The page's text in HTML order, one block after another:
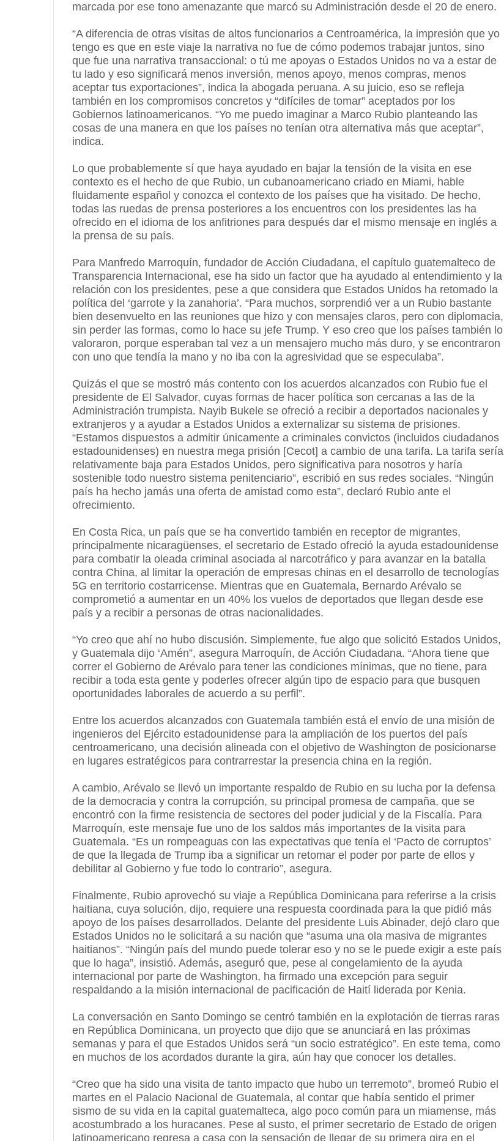
marcada por ese tono amenazante que marcó su Administración desde el 20 de enero.
“A diferencia de otras visitas de altos funcionarios a Centroamérica, la impresión que yo
tengo es que en este viaje la narrativa no fue de cómo podemos trabajar juntos, sino
que fue una narrativa transaccional: o tú me apoyas o Estados Unidos no va a estar de
tu lado y eso significará menos inversión, menos apoyo, menos compras, menos
aceptar tus exportaciones”, indica la abogada peruana. A su juicio, eso se refleja
también en los compromisos concretos y “difíciles de tomar” aceptados por los
Gobiernos latinoamericanos. “Yo me puedo imaginar a Marco Rubio planteando las
cosas de una manera en que los países no tenían otra alternativa más que aceptar”,
indica.
Lo que probablemente sí que haya ayudado en bajar la tensión de la visita en ese
contexto es el hecho de que Rubio, un cubanoamericano criado en Miami, hable
fluidamente español y conozca el contexto de los países que ha visitado. De hecho,
todas las ruedas de prensa posteriores a los encuentros con los presidentes las ha
ofrecido en el idioma de los anfitriones para después dar el mismo mensaje en inglés a
la prensa de su país.
Para Manfredo Marroquín, fundador de Acción Ciudadana, el capítulo guatemalteco de
Transparencia Internacional, ese ha sido un factor que ha ayudado al entendimiento y la
relación con los presidentes, pese a que considera que Estados Unidos ha retomado la
política del ‘garrote y la zanahoria’. “Para muchos, sorprendió ver a un Rubio bastante
bien desenvuelto en las reuniones que hizo y con mensajes claros, pero con diplomacia,
sin perder las formas, como lo hace su jefe Trump. Y eso creo que los países también lo
valoraron, porque esperaban tal vez a un mensajero mucho más duro, y se encontraron
con uno que tendía la mano y no iba con la agresividad que se especulaba”.
Quizás el que se mostró más contento con los acuerdos alcanzados con Rubio fue el
presidente de El Salvador, cuyas formas de hacer política son cercanas a las de la
Administración trumpista. Nayib Bukele se ofreció a recibir a deportados nacionales y
extranjeros y a ayudar a Estados Unidos a externalizar su sistema de prisiones.
“Estamos dispuestos a admitir únicamente a criminales convictos (incluidos ciudadanos
estadounidenses) en nuestra mega prisión [Cecot] a cambio de una tarifa. La tarifa sería
relativamente baja para Estados Unidos, pero significativa para nosotros y haría
sostenible todo nuestro sistema penitenciario”, escribió en sus redes sociales. “Ningún
país ha hecho jamás una oferta de amistad como esta”, declaró Rubio ante el
ofrecimiento.
En Costa Rica, un país que se ha convertido también en receptor de migrantes,
principalmente nicaragüenses, el secretario de Estado ofreció la ayuda estadounidense
para combatir la oleada criminal asociada al narcotráfico y para avanzar en la batalla
contra China, al limitar la operación de empresas chinas en el desarrollo de tecnologías
5G en territorio costarricense. Mientras que en Guatemala, Bernardo Arévalo se
comprometió a aumentar en un 40% los vuelos de deportados que llegan desde ese
país y a recibir a personas de otras nacionalidades.
“Yo creo que ahí no hubo discusión. Simplemente, fue algo que solicitó Estados Unidos,
y Guatemala dijo ‘Amén”, asegura Marroquín, de Acción Ciudadana. “Ahora tiene que
correr el Gobierno de Arévalo para tener las condiciones mínimas, que no tiene, para
recibir a toda esta gente y poderles ofrecer algún tipo de espacio para que busquen
oportunidades laborales de acuerdo a su perfil”.
Entre los acuerdos alcanzados con Guatemala también está el envío de una misión de
ingenieros del Ejército estadounidense para la ampliación de los puertos del país
centroamericano, una decisión alineada con el objetivo de Washington de posicionarse
en lugares estratégicos para contrarrestar la presencia china en la región.
A cambio, Arévalo se llevó un importante respaldo de Rubio en su lucha por la defensa
de la democracia y contra la corrupción, su principal promesa de campaña, que se
encontró con la firme resistencia de sectores del poder judicial y de la Fiscalía. Para
Marroquín, este mensaje fue uno de los saldos más importantes de la visita para
Guatemala. “Es un rompeaguas con las expectativas que tenía el ‘Pacto de corruptos’
de que la llegada de Trump iba a significar un retomar el poder por parte de ellos y
debilitar al Gobierno y fue todo lo contrario”, asegura.
Finalmente, Rubio aprovechó su viaje a República Dominicana para referirse a la crisis
haitiana, cuya solución, dijo, requiere una respuesta coordinada para la que pidió más
apoyo de los países desarrollados. Delante del presidente Luis Abinader, dejó claro que
Estados Unidos no le solicitará a su nación que “asuma una ola masiva de migrantes
haitianos”. “Ningún país del mundo puede tolerar eso y no se le puede exigir a este país
que lo haga”, insistió. Además, aseguró que, pese al congelamiento de la ayuda
internacional por parte de Washington, ha firmado una excepción para seguir
respaldando a la misión internacional de pacificación de Haití liderada por Kenia.
La conversación en Santo Domingo se centró también en la explotación de tierras raras
en República Dominicana, un proyecto que dijo que se anunciará en las próximas
semanas y para el que Estados Unidos será “un socio estratégico”. En este tema, como
en muchos de los acordados durante la gira, aún hay que conocer los detalles.
“Creo que ha sido una visita de tanto impacto que hubo un terremoto”, bromeó Rubio el
martes en el Palacio Nacional de Guatemala, al contar que había sentido el primer
sismo de su vida en la capital guatemalteca, algo poco común para un miamense, más
acostumbrado a los huracanes. Pese al susto, el primer secretario de Estado de origen
latinoamericano regresa a casa con la sensación de llegar de su primera gira en el